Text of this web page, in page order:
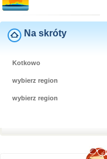
Na skróty